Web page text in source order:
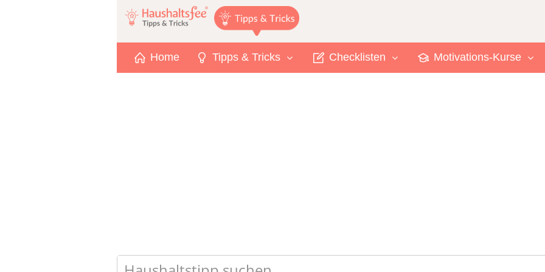
Home Tipps & Tricks Checklisten Motivations-Kurse